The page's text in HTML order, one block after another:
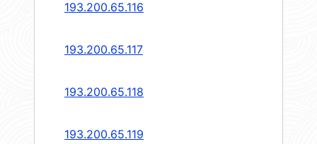
193.200.65.116
193.200.65.117
193.200.65.118
193.200.65.119